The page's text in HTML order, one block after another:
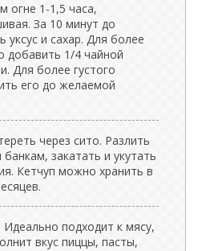
огне 1-1,5 часа,
За 10 минут до
уксус и сахар. Для более
добавить 1/4 чайной
Для более густого
его до желаемой
через сито. Разлить
закатать и укутать
Кетчуп можно хранить в
Идеально подходит к мясу,
вкус пиццы, пасты,